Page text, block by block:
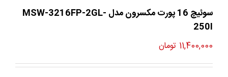
سوئیچ 16 پورت مکسرون مدل MSW-3216FP-2GL-
250I
11,400,000 تومان